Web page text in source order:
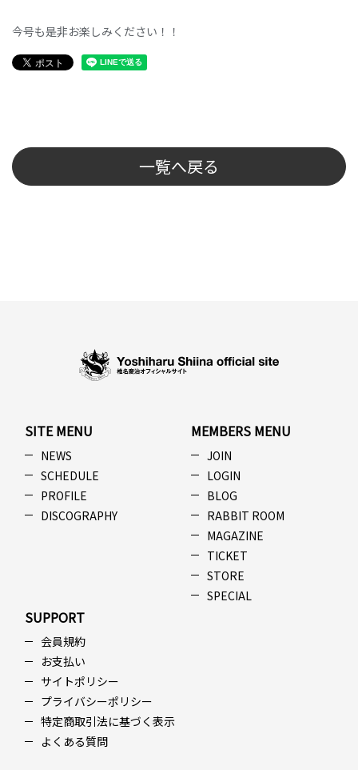
今号も是非お楽しみください！！
一覧へ戻る
SITE MENU
NEWS
SCHEDULE
PROFILE
DISCOGRAPHY
MEMBERS MENU
JOIN
LOGIN
BLOG
RABBIT ROOM
MAGAZINE
TICKET
STORE
SPECIAL
SUPPORT
会員規約
お支払い
サイトポリシー
プライバシーポリシー
特定商取引法に基づく表示
よくある質問